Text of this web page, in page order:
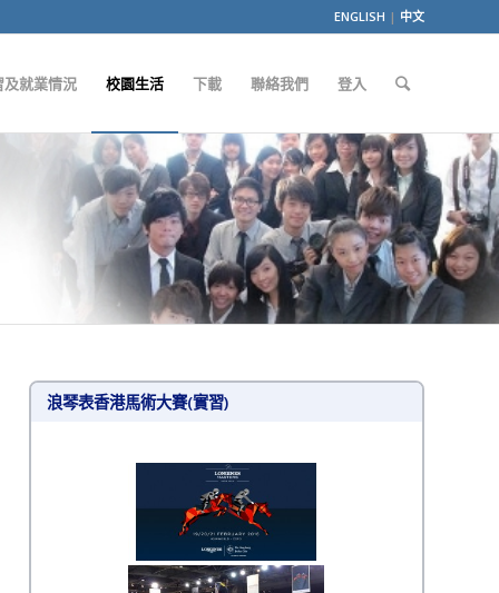
ENGLISH | 中文
及就業情況 校園生活 下載 聯絡我們 登入
浪琴表香港馬術大賽(實習)